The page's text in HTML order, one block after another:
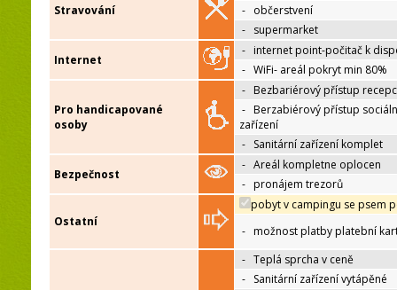
Stravování
- občerstvení
- supermarket
Internet
- internet point-počitač k
- WiFi- areál pokryt min 80%
Pro handicapované
osoby
- Bezbariérový přístup
- Berzabiérový přístup
zařízení
- Sanitární zařízení komplet
Bezpečnost
- Areál kompletne oplocen
- pronájem trezorů
Ostatní
pobyt v campingu se psem
- možnost platby platební
- Teplá sprcha v ceně
- Sanitární zařízení vytápěné